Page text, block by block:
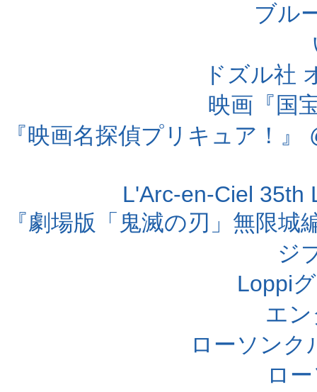
ブル
ドズル社
映画『国
『映画名探偵プリキュア！
L'Arc-en-Ciel 35th
『劇場版「鬼滅の刃」無限
ジ
Loppi
エ
ローソンク
ロ